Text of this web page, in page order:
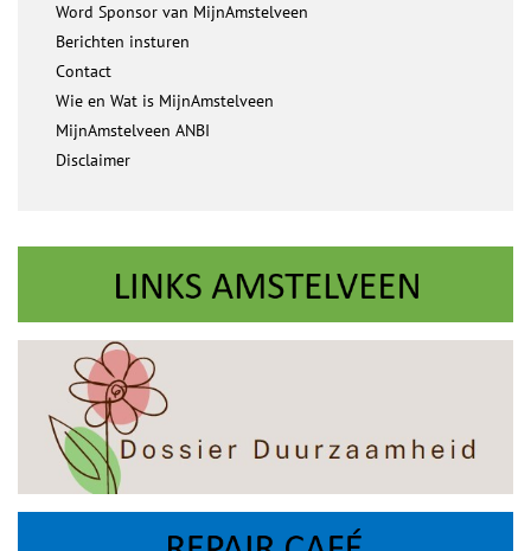
Word Sponsor van MijnAmstelveen
Berichten insturen
Contact
Wie en Wat is MijnAmstelveen
MijnAmstelveen ANBI
Disclaimer